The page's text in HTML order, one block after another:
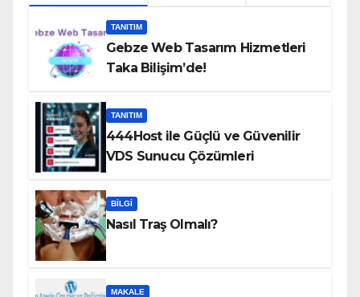
TANITIM
Gebze Web Tasarım Hizmetleri
Taka Bilişim’de!
TANITIM
444Host ile Güçlü ve Güvenilir
VDS Sunucu Çözümleri
BILGI
Nasıl Traş Olmalı?
MAKALE